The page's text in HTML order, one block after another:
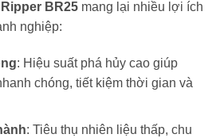
BR25 mang lại nhiều lợi ích
nghiệp:
: Hiệu suất phá hủy cao giúp
chóng, tiết kiệm thời gian và
: Tiêu thụ nhiên liệu thấp, chu